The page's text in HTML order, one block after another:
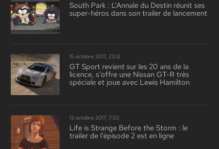
South Park : L’Annale du Destin réunit ses
super-héros dans son trailer de lancement
15 octobre 2017, 23:12
GT Sport revient sur les 20 ans de la
licence, s’offre une Nissan GT-R très
spéciale et joue avec Lewis Hamilton
13 octobre 2017, 7:53
Life is Strange Before the Storm : le
trailer de l’épisode 2 est en ligne